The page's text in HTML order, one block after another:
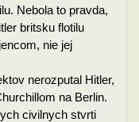
Nebola to pravda,
britsku flotilu
nie jej
nerozputal Hitler,
na Berlin.
civilnych stvrti